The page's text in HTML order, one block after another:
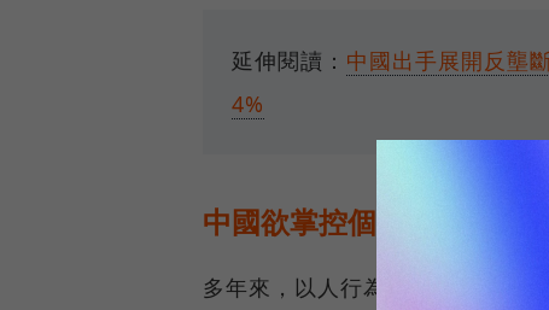
延伸閱讀： 中國出手展開反壟
4%
中國欲掌控個人數據，強化
多年來，以人行為首的中國金融